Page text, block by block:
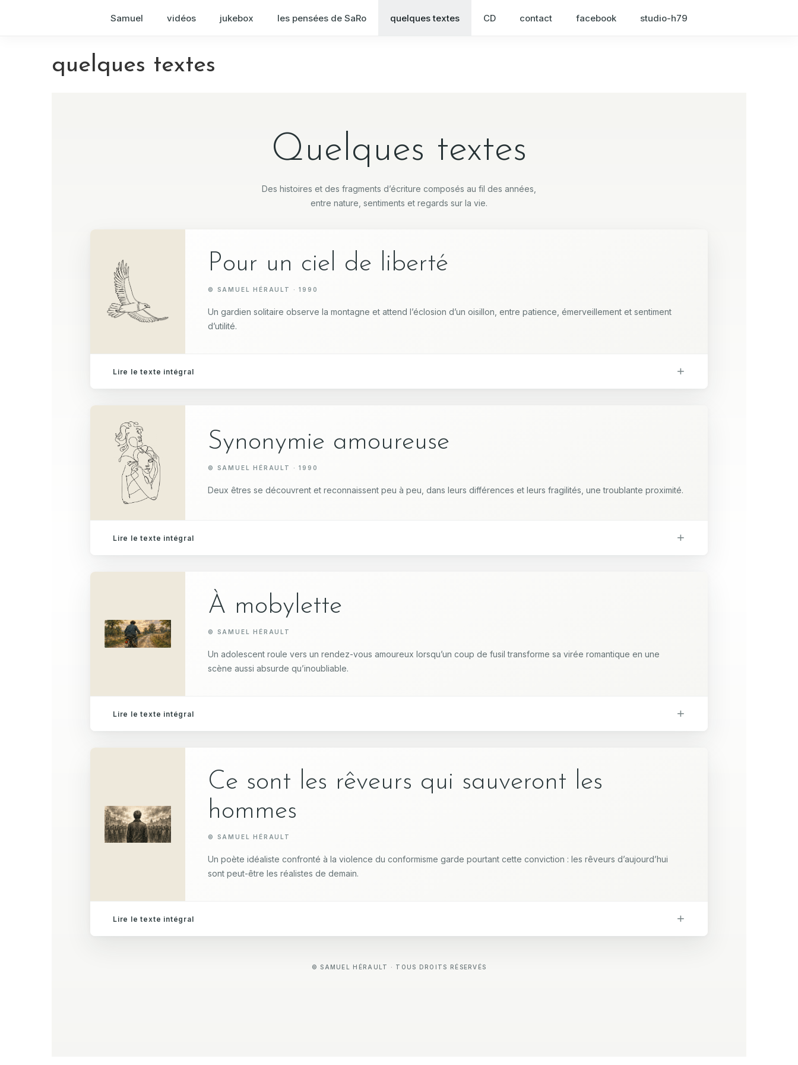
Samuel vidéos jukebox les pensées de SaRo quelques textes CD contact facebook studio-h79
quelques textes
Quelques textes
Des histoires et des fragments d’écriture composés au fil des années,
entre nature, sentiments et regards sur la vie.
Pour un ciel de liberté
© SAMUEL HÉRAULT · 1990
Un gardien solitaire observe la montagne et attend l’éclosion d’un oisillon, entre patience, émerveillement et sentiment
d’utilité.
Lire le texte intégral
Synonymie amoureuse
© SAMUEL HÉRAULT · 1990
Deux êtres se découvrent et reconnaissent peu à peu, dans leurs différences et leurs fragilités, une troublante proximité.
Lire le texte intégral
À mobylette
© SAMUEL HÉRAULT
Un adolescent roule vers un rendez-vous amoureux lorsqu’un coup de fusil transforme sa virée romantique en une
scène aussi absurde qu’inoubliable.
Lire le texte intégral
Ce sont les rêveurs qui sauveront les
hommes
© SAMUEL HÉRAULT
Un poète idéaliste confronté à la violence du conformisme garde pourtant cette conviction : les rêveurs d’aujourd’hui
sont peut-être les réalistes de demain.
Lire le texte intégral
© SAMUEL HÉRAULT · TOUS DROITS RÉSERVÉS